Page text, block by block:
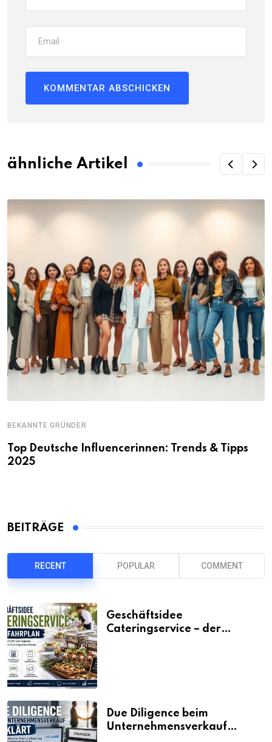
ähnliche Artikel
BEKANNTE GRÜNDER
Top Deutsche Influencerinnen: Trends & Tipps
2025
BEITRÄGE
RECENT POPULAR COMMENT
Geschäftsidee
Cateringservice – der
Due Diligence beim
Unternehmensverkauf